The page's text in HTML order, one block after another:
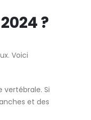
?
Voici
Si
et des